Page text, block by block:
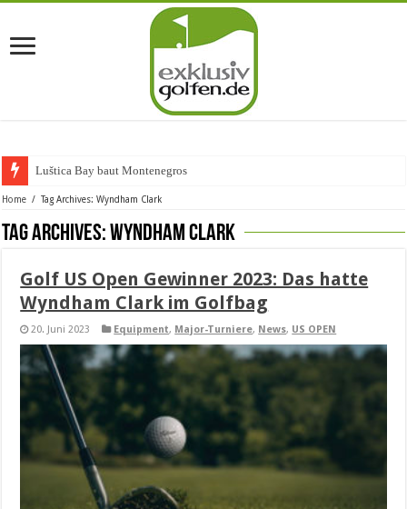
Luštica Bay baut Montenegros erst
Home / Tag Archives: Wyndham Clark
Tag Archives:Wyndham Clark
Golf US Open Gewinner 2023: Das hatte
Wyndham Clark im Golfbag
20. Juni 2023 Equipment, Major-Turniere, News, US OPEN